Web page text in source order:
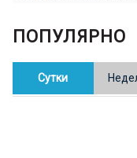
В Казахстане
редакцию
ПОПУЛЯРНО
Сутки